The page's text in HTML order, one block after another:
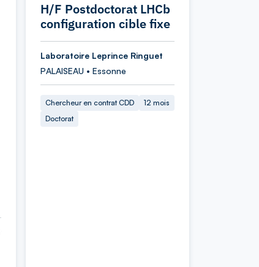
H/F Postdoctorat LHCb
configuration cible fixe
Laboratoire Leprince Ringuet
PALAISEAU • Essonne
Chercheur en contrat CDD
12 mois
Doctorat